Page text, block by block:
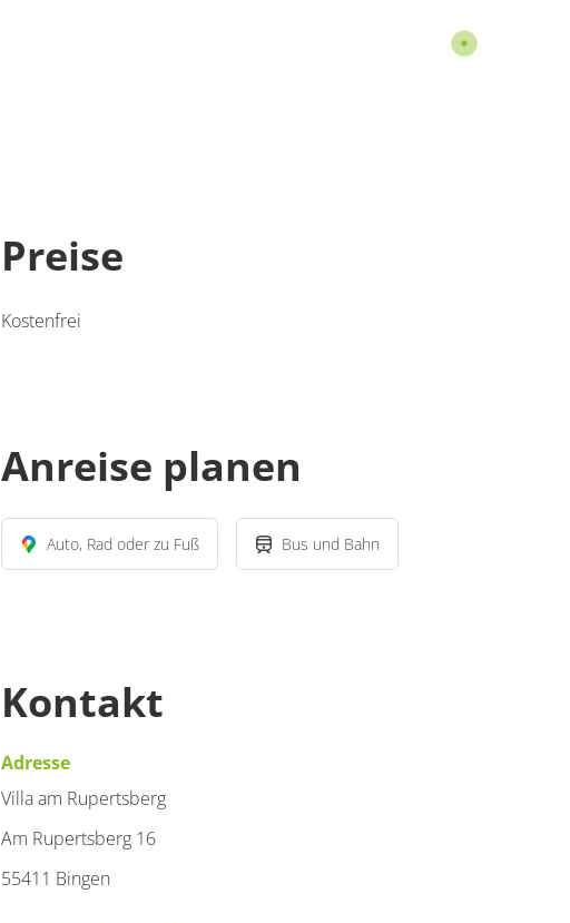
Preise
Kostenfrei
Anreise planen
Auto, Rad oder zu Fuß Bus und Bahn
Kontakt
Adresse
Villa am Rupertsberg
Am Rupertsberg 16
55411 Bingen